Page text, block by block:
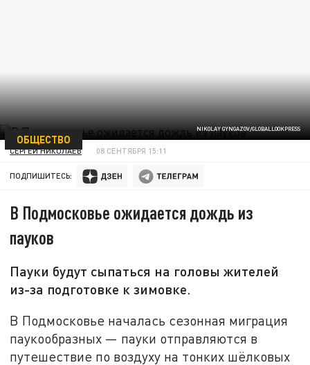
NIKOLAY GYNGAZOV/GLOBALLOOKPRESS
ОБЩЕСТВО
СЕРГЕЙ НИКОЛАЕВ 08 СЕНТЯБРЯ 15:11
ПОДПИШИТЕСЬ:
В Подмосковье ожидается дождь из
пауков
Пауки будут сыпаться на головы жителей
из-за подготовке к зимовке.
В Подмосковье началась сезонная миграция
паукообразных — пауки отправляются в
путешествие по воздуху на тонких шёлковых